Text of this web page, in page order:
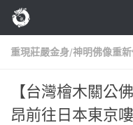
Skip to content
重現莊嚴金身/神明佛像重
【台灣檜木關公
昂前往日本東京